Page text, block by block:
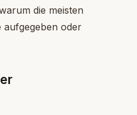
die meisten
aufgegeben oder